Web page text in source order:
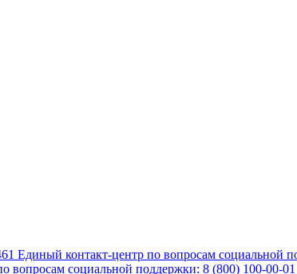
Единый контакт-центр по вопросам социальной
вопросам социальной поддержки: 8 (800) 100-00-01